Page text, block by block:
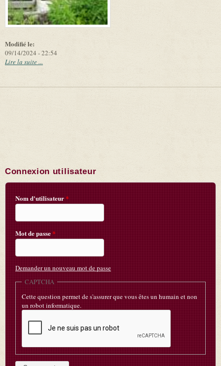
Modifié le:
09/14/2024 - 22:54
Lire la suite ...
Connexion utilisateur
Nom d'utilisateur*
Mot de passe*
Demander un nouveau mot de passe
CAPTCHA
Cette question permet de s'assurer que vous êtes un humain et non
un robot informatique.